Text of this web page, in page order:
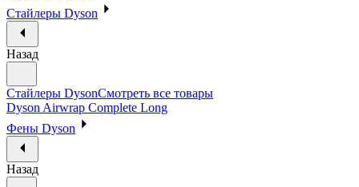
Стайлеры Dyson
Назад
Стайлеры DysonСмотреть все товары
Dyson Airwrap Complete Long
Фены Dyson
Назад